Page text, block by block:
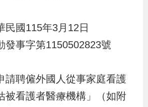
民國115年3月12日
發事字第1150502823號
請聘僱外國人從事家庭看護
被看護者醫療機構」（如附